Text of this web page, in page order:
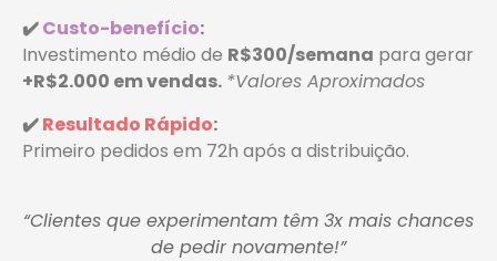
✔️Custo-benefício:
Investimento médio de R$300/semana para gerar
+R$2.000 em vendas. *Valores Aproximados
✔️Resultado Rápido:
Primeiro pedidos em 72h após a distribuição.
“Clientes que experimentam têm 3x mais chances
de pedir novamente!”